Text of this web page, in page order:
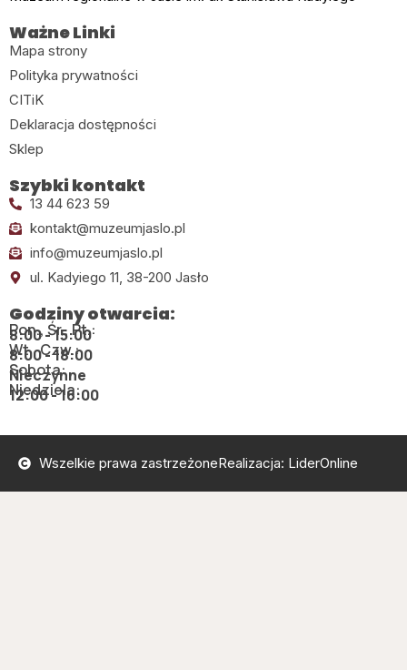
Ważne Linki
Mapa strony
Polityka prywatności
CITiK
Deklaracja dostępności
Sklep
Szybki kontakt
13 44 623 59
kontakt@muzeumjaslo.pl
info@muzeumjaslo.pl
ul. Kadyiego 11, 38-200 Jasło
Godziny otwarcia:
Pon., Śr., Pt.:
8:00 - 15:00
Wt., Czw.:
8:00 - 18:00
Sobota:
Nieczynne
Niedziela:
12:00 - 16:00
Wszelkie prawa zastrzeżoneRealizacja: LiderOnline